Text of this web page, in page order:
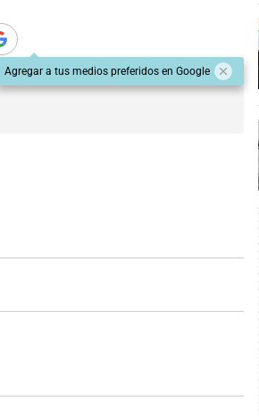
Agregar a tus medios preferidos en Google